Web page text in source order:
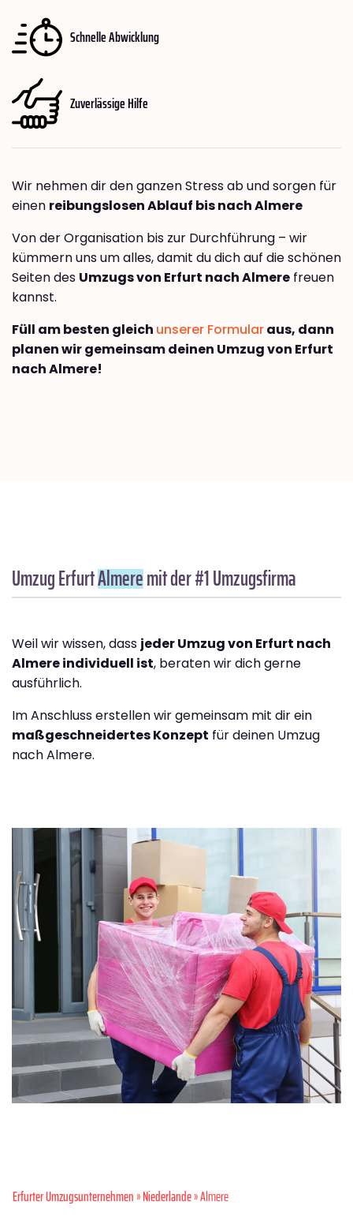
Schnelle Abwicklung
Zuverlässige Hilfe
Wir nehmen dir den ganzen Stress ab und sorgen für
einen reibungslosen Ablauf bis nach Almere
Von der Organisation bis zur Durchführung – wir
kümmern uns um alles, damit du dich auf die schönen
Seiten des Umzugs von Erfurt nach Almere freuen
kannst.
Füll am besten gleich unserer Formularaus, dann
planen wir gemeinsam deinen Umzug von Erfurt
nach Almere!
Umzug ErfurtAlmeremit der #1 Umzugsfirma
Weil wir wissen, dass jeder Umzug von Erfurt nach
Almere individuell ist, beraten wir dich gerne
ausführlich.
Im Anschluss erstellen wir gemeinsam mit dir ein
maßgeschneidertes Konzept für deinen Umzug
nach Almere.
Erfurter Umzugsunternehmen»Niederlande» Almere